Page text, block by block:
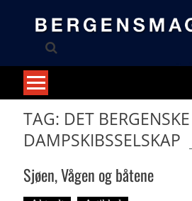
TAG: DET BERGENSKE
DAMPSKIBSSELSKAP
Sjøen, Vågen og båtene